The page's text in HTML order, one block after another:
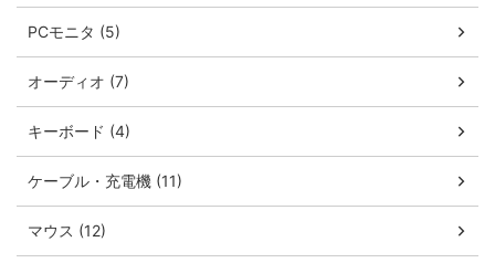
PCモニタ (5)
オーディオ (7)
キーボード (4)
ケーブル・充電機 (11)
マウス (12)